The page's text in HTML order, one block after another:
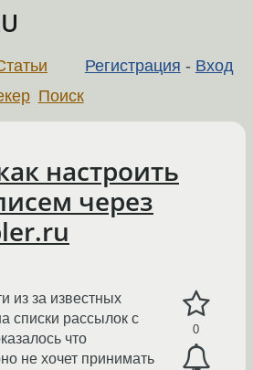
Регистрация - Вход
Поиск
настроить
через
0
из за известных
списки рассылок с
что
не хочет принимать